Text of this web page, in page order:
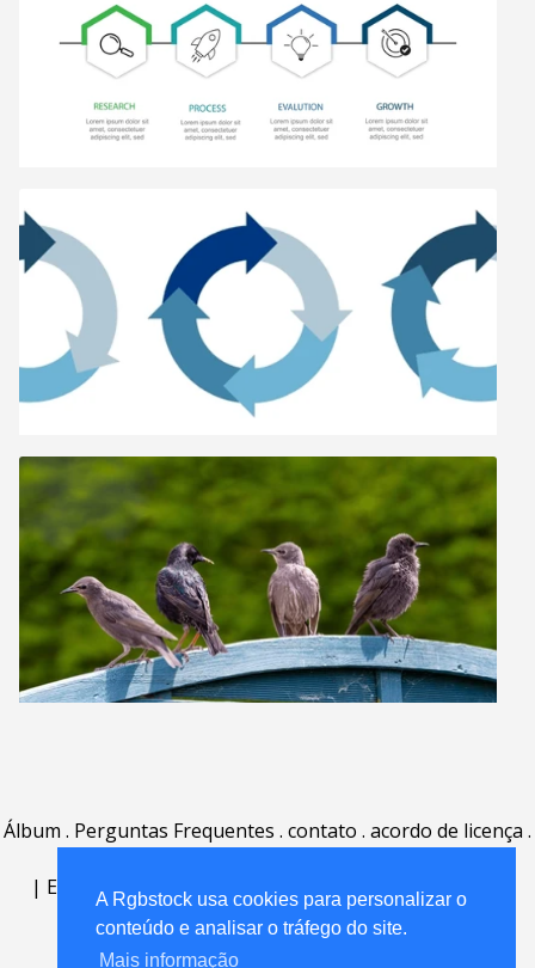
A Rgbstock usa cookies para personalizar o
conteúdo e analisar o tráfego do site.
Mais informação
Álbum . Perguntas Frequentes . contato . acordo de licença .
| English | Deutsch Español Português
Nederlands|